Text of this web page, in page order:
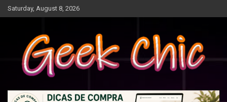
Skip
to
Saturday, August 8, 2026
Geek Chic